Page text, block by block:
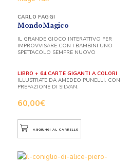
MondoMagico
60,00€
CARLO FAGGI
IL GRANDE GIOCO INTERATTIVO PER
IMPROVVISARE CON I BAMBINI UNO
SPETTACOLO SEMPRE NUOVO
LIBRO + 64 CARTE GIGANTI A COLORI
ILLUSTRATE DA AMEDEO PUNELLI. CON
PREFAZIONE DI SILVAN.
AGGIUNGI AL CARRELLO